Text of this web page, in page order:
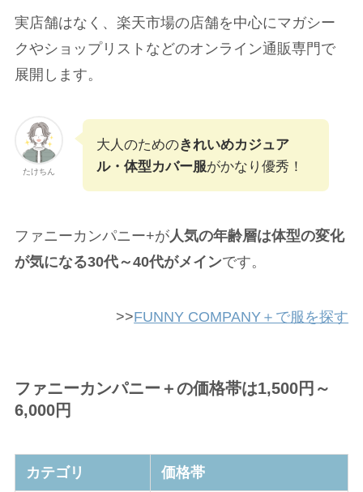
実店舗はなく、楽天市場の店舗を中心にマガシー
クやショップリストなどのオンライン通販専門で
展開します。
たけちん
大人のためのきれいめカジュア
ル・体型カバー服がかなり優秀！
ファニーカンパニー+が人気の年齢層は体型の変化
が気になる30代～40代がメインです。
>>FUNNY COMPANY＋で服を探す
ファニーカンパニー＋の価格帯は1,500円～
6,000円
カテゴリ 価格帯